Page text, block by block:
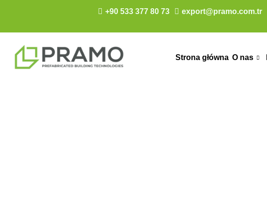
+90 533 377 80 73 export@pramo.com.tr
Strona główna O nas